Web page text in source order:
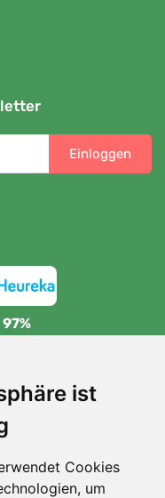
ist
Cookies
um
Einloggen
97%
über 80 EUR
Rückgabe
innerhalb von 90 Tagen